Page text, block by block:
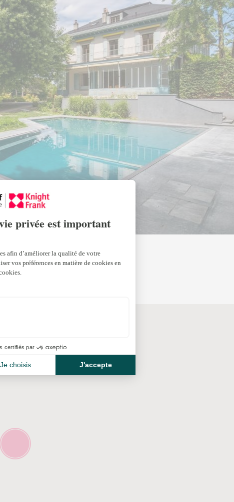
terrasses, une piscine et son pool house.
La propriété comprend également un chalet en cours
de projet, offrant une surface habitable d’environ 290
m². Ce dernier comprendra deux salons, une salle de
fitness, une salle de yoga, trois chambres et deux
salles de bains.
Un cabanon de rangement, un garage double et
plusieurs places de stationnement pour les visiteurs
viennent compléter ce bien d’exception.
Bénéficiant d’une vue époustouflante sur le lac Léman
et les montagnes, cette demeure unique séduira les
amateurs de calme et de vastes espaces, tout en
étant à seulement cinq minutes du centre-ville.